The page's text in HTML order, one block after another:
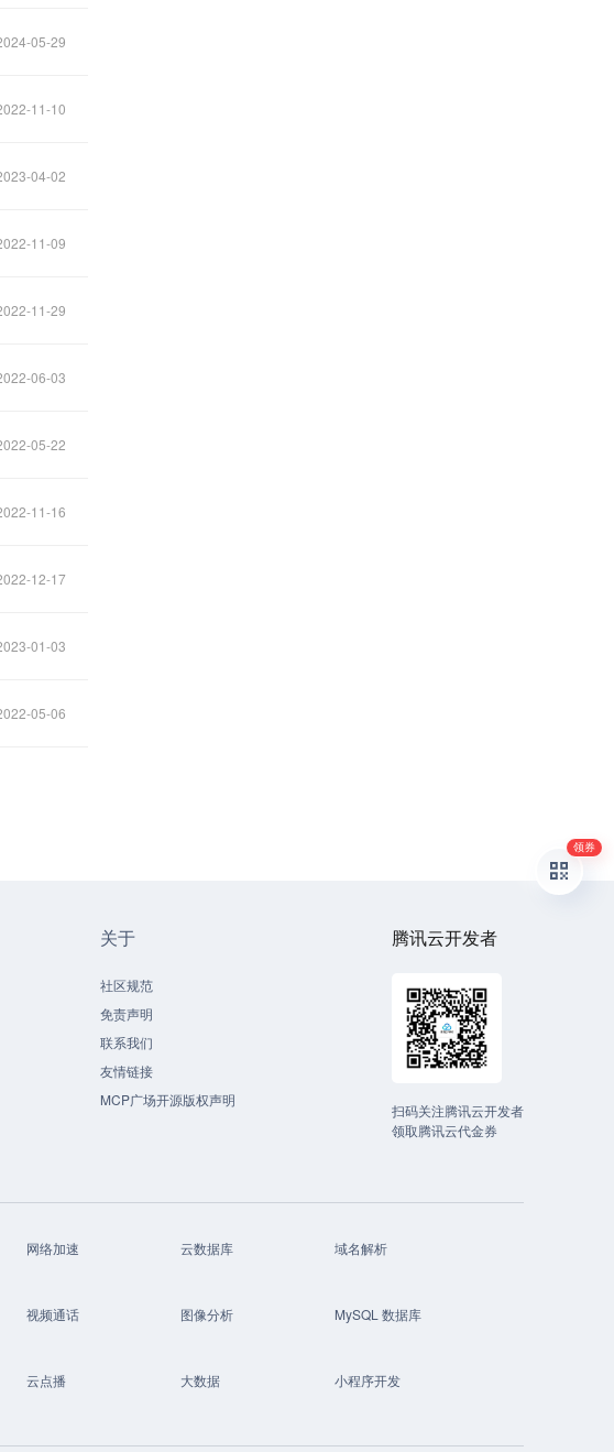
05-29
11-10
04-02
11-09
11-29
06-03
05-22
11-16
12-17
01-03
05-06
关于
社区规范
免责声明
联系我们
友情链接
MCP广场开源版权声明
腾讯云开发者
扫码关注腾讯云开发者
领取腾讯云代金券
网络加速 云数据库
域名解析
视频通话 图像分析
MySQL 数据库
云点播 大数据
小程序开发
领券